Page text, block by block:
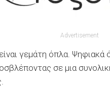
Advertisement
γεμάτη όπλα. Ψηφιακά
σε μια